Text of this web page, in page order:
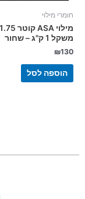
חומרי מילוי
משקל 1 ק"ג – שחור
₪130
הוספה לסל